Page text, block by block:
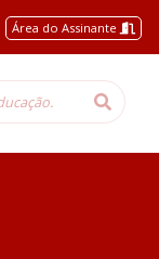
Área do Assinante